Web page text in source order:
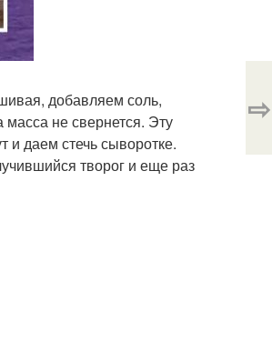
добавляем соль,
не свернется. Эту
даем стечь сыворотке.
творог и еще раз
⇨